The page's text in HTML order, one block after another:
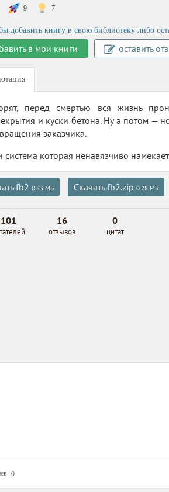
9 7
добавить книгу в свою библиотеку либо
в мои книги оставить
перед смертью вся жизнь
и куски бетона. Ну а потом —
заказчика.
система которая ненавязчиво
fb2 0.83 МБ Скачать fb2.zip 0.28 МБ
101 16
отзывов
0
цитат
0